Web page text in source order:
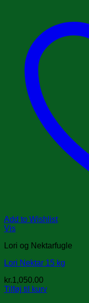
Add to Wishlist
Vis
Lori og Nektarfugle
Lori Nektar 15 kg
kr.1,050.00
Tilføj til kurv